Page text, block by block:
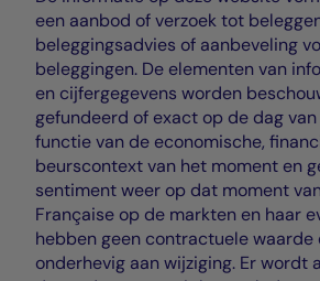
een aanbod of verzoek tot
beleggingsadvies of aanbeveling
beleggingen. De elementen van
en cijfergegevens worden
gefundeerd of exact op de dag
functie van de economische,
beurscontext van het moment en
sentiment weer op dat moment
Française op de markten en haar
hebben geen contractuele waarde
onderhevig aan wijziging. Er wordt